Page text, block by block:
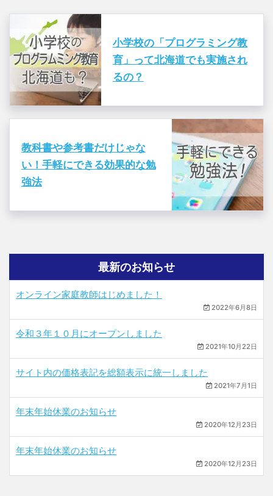
小学校の「プログラミング教
育」って北海道でも実施され
るの？
教科書や参考書だけじゃな
い！手軽にできる効果的な勉
強法
最新のお知らせ
オンライン家庭教師はじめました！
2022年6月8日
令和３年１０月にオープンしました
2021年10月22日
サイト内の価格表記を総額表示に統一しました
2021年7月1日
年末年始休業のお知らせ
2020年12月23日
年末年始休業のお知らせ
2020年12月23日